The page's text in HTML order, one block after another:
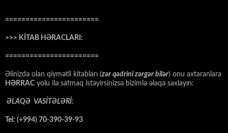
=======================
>>> KİTAB HƏRACLARI:
=======================
Əlinizdə olan qiymətli kitabları (zər qədrini zərgər bilər) onu axtaranlara
HƏRRAC yolu ilə satmaq istəyirsinizsə bizimlə əlaqə saxlayın:
ƏLAQƏ VASİTƏLƏRİ:
Tel: (+994) 70-390-39-93